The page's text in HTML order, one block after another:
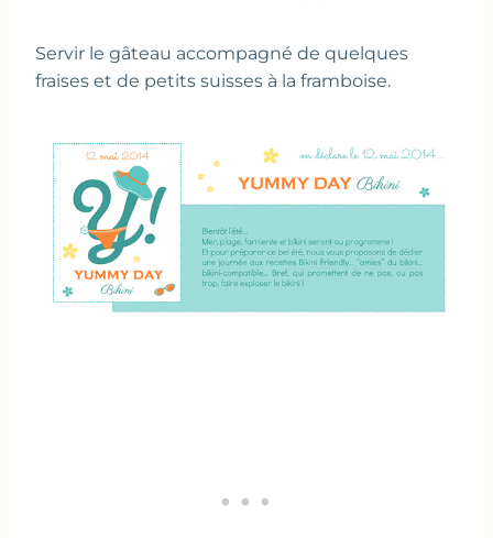
Servir le gâteau accompagné de quelques
fraises et de petits suisses à la framboise.